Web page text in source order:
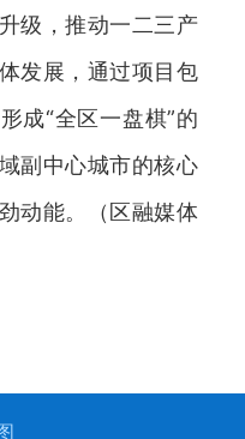
级，推动一二三产
发展，通过项目包
成“全区一盘棋”的
副中心城市的核心
动能。（区融媒体